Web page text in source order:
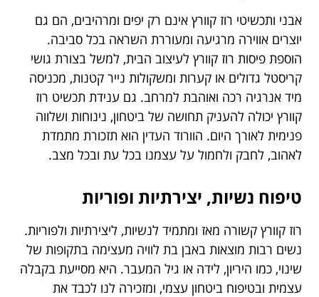
אבני ותכשיטי רוז קוורץ אינם רק יפים ומרהיבים, הם גם
יוצרים אווירה מרגיעה ומעוררת השראה בכל סביבה.
הוספת פיסות רוז קוורץ לעיצוב הבית, למשל בצורת גושי
קריסטל גדולים או קערות ומשקולות נייר קטנות, מכניסה
מיד אנרגיה רכה ואוהבת למרחב. גם ענידת תכשיט רוז
קוורץ יכולה להעניק תחושה של ביטחון, נינוחות ושלווה
פנימית לאורך היום. הוורוד העדין הוא תזכורת מתמדת
לאהוב, לחבק ולחמול על עצמנו בכל עת ובכל מצב.
טיפוח נשיות, יצירתיות ופוריות
רוז קוורץ קשורה מאז ומתמיד לנשיות, ליצירתיות ולפוריות.
נשים רבות מוצאות באבן בת לוויה מעצימה בתקופות של
שינוי, כמו היריון, לידה או גיל המעבר. היא מסייעת בקבלה
עצמית ובטיפוח ביטחון עצמי, ומזכירה לנו לכבד את